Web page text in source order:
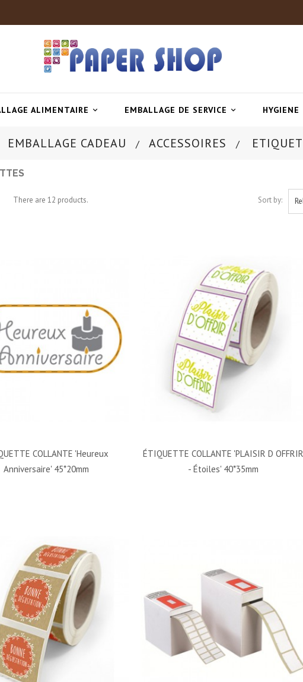

ALIMENTAIRE 
EMBALLAGE DE SERVICE HYGIENE
EMBALLAGE CADEAU ACCESSOIRES
There are 12 products. Sort by:
COLLANTE 'Heureux
Anniversaire' 45*20mm
ÉTIQUETTE COLLANTE 'PLAISIR D OFFRIR
- Étoiles' 40*35mm